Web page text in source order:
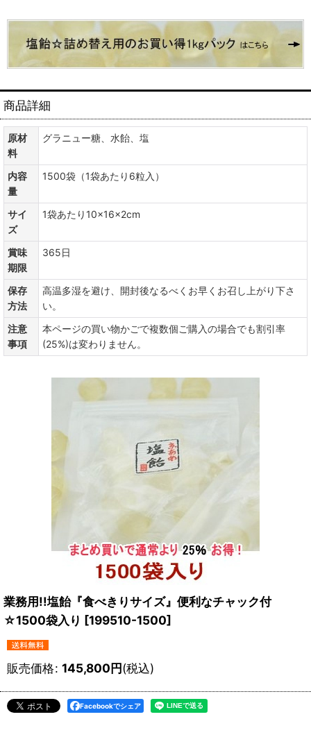
商品詳細
原材
料
グラニュー糖、水飴、塩
内容
量
1500袋（1袋あたり6粒入）
サイ
ズ
1袋あたり10×16×2cm
賞味
期限
365日
保存
方法
高温多湿を避け、開封後なるべくお早くお召し上がり下さ
い。
注意
事項
本ページの買い物かごで複数個ご購入の場合でも割引率
(25%)は変わりません。
業務用!!塩飴『食べきりサイズ』便利なチャック付
☆1500袋入り [199510-1500]
販売価格: 145,800円(税込)
Facebookでシェア